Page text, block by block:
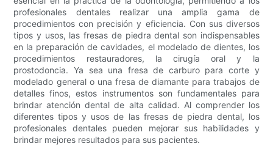
profesionales dentales realizar una amplia gama de
procedimientos con precisión y eficiencia. Con sus diversos
tipos y usos, las fresas de piedra dental son indispensables
en la preparación de cavidades, el modelado de dientes, los
procedimientos restauradores, la cirugía oral y la
prostodoncia. Ya sea una fresa de carburo para corte y
modelado general o una fresa de diamante para trabajos de
detalles finos, estos instrumentos son fundamentales para
brindar atención dental de alta calidad. Al comprender los
diferentes tipos y usos de las fresas de piedra dental, los
profesionales dentales pueden mejorar sus habilidades y
brindar mejores resultados para sus pacientes.